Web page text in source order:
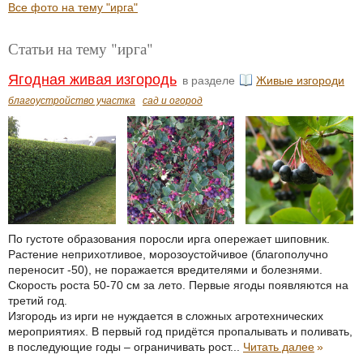
Все фото на тему "ирга"
Статьи на тему "ирга"
Ягодная живая изгородь в разделе Живые изгороди
благоустройство участка сад и огород
По густоте образования поросли ирга опережает шиповник.
Растение неприхотливое, морозоустойчивое (благополучно
переносит -50), не поражается вредителями и болезнями.
Скорость роста 50-70 см за лето. Первые ягоды появляются на
третий год.
Изгородь из ирги не нуждается в сложных агротехнических
мероприятиях. В первый год придётся пропалывать и поливать,
в последующие годы – ограничивать рост... Читать далее»